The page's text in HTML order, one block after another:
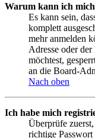
Warum kann ich
Es kann sein,
komplett
mehr anmelden
Adresse oder
möchtest,
an die Board-
Nach oben
Ich habe mich
Überprüfe
richtige Passwort